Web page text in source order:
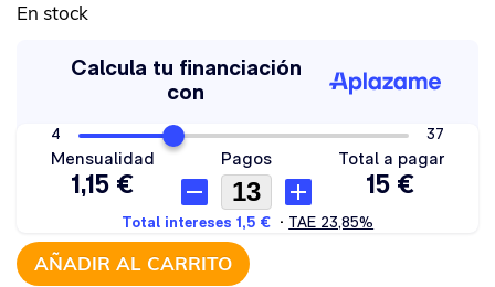
En stock
AÑADIR AL CARRITO